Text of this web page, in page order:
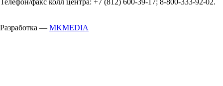
Телефон/факс колл центра: +7 (812) 600-39-17; 8-800-333-92-02.
Разработка — MKMEDIA